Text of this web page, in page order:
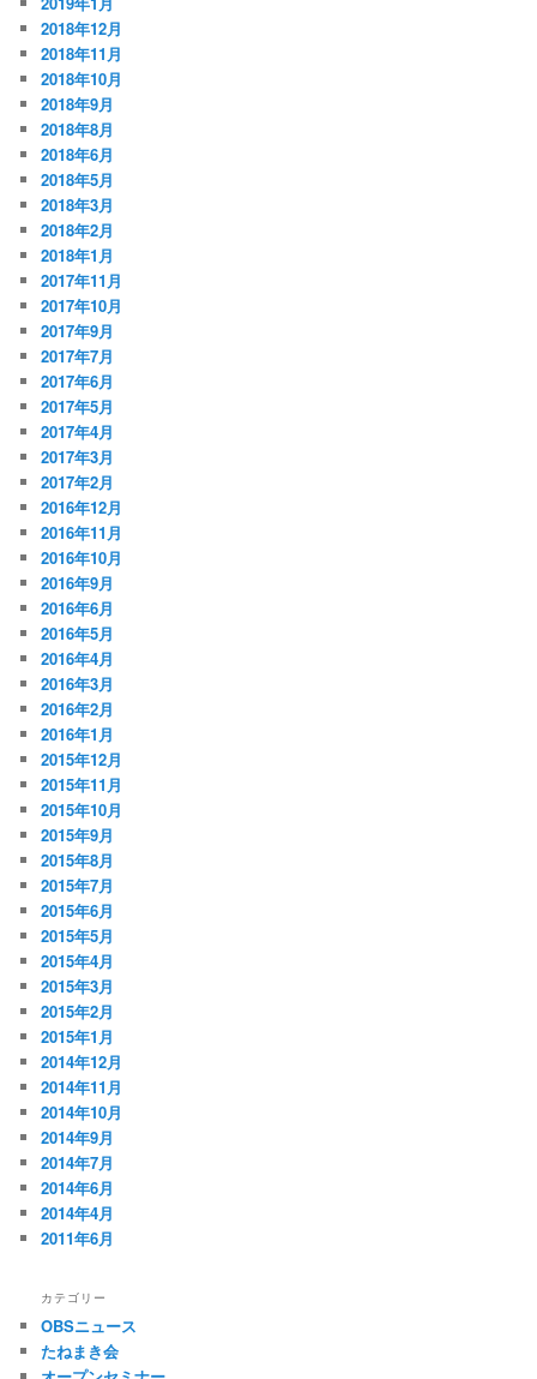
2018年12月
2018年11月
2018年10月
2018年9月
2018年8月
2018年6月
2018年5月
2018年3月
2018年2月
2018年1月
2017年11月
2017年10月
2017年9月
2017年7月
2017年6月
2017年5月
2017年4月
2017年3月
2017年2月
2016年12月
2016年11月
2016年10月
2016年9月
2016年6月
2016年5月
2016年4月
2016年3月
2016年2月
2016年1月
2015年12月
2015年11月
2015年10月
2015年9月
2015年8月
2015年7月
2015年6月
2015年5月
2015年4月
2015年3月
2015年2月
2015年1月
2014年12月
2014年11月
2014年10月
2014年9月
2014年7月
2014年6月
2014年4月
2011年6月
カテゴリー
OBSニュース
たねまき会